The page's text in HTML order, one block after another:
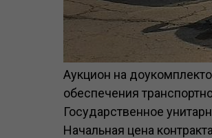
Аукцион на
обеспечения
Государственное
Начальная цена